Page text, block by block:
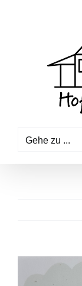
Gehe zu ...
grösseres